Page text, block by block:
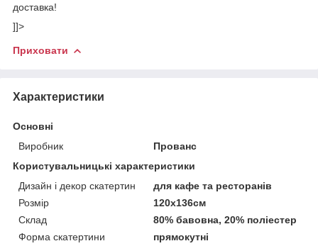
доставка!
]]>
Приховати
Характеристики
Основні
Виробник
Прованс
Користувальницькі характеристики
Дизайн і декор скатертин
для кафе та ресторанів
Розмір
120х136см
Склад
80% бавовна, 20% поліестер
Форма скатертини
прямокутні